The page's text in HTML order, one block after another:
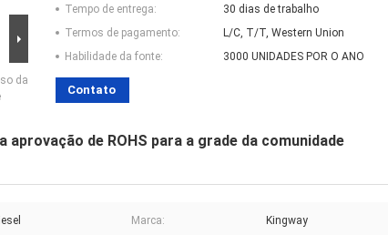
da
Tempo de entrega:
30 dias de trabalho
Termos de pagamento:
L/C, T/T, Western Union
Habilidade da fonte:
3000 UNIDADES POR O ANO
Contato
aprovação de ROHS para a grade da comunidade
Marca: Kingway